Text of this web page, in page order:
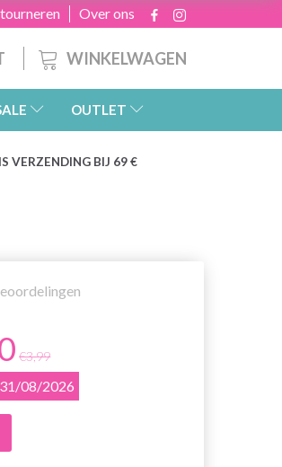
Over ons
WINKELWAGEN
OUTLET
VERZENDING BIJ 69 €
€3,99
08/2026